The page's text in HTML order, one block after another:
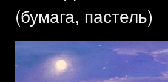
(бумага, пастель)